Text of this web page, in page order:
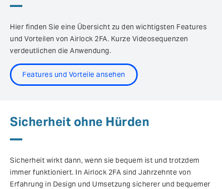
Hier finden Sie eine Übersicht zu den wichtigsten Features
und Vorteilen von Airlock 2FA. Kurze Videosequenzen
verdeutlichen die Anwendung.
Features und Vorteile ansehen
Sicherheit ohne Hürden
Sicherheit wirkt dann, wenn sie bequem ist und trotzdem
immer funktioniert. In Airlock 2FA sind Jahrzehnte von
Erfahrung in Design und Umsetzung sicherer und bequemer